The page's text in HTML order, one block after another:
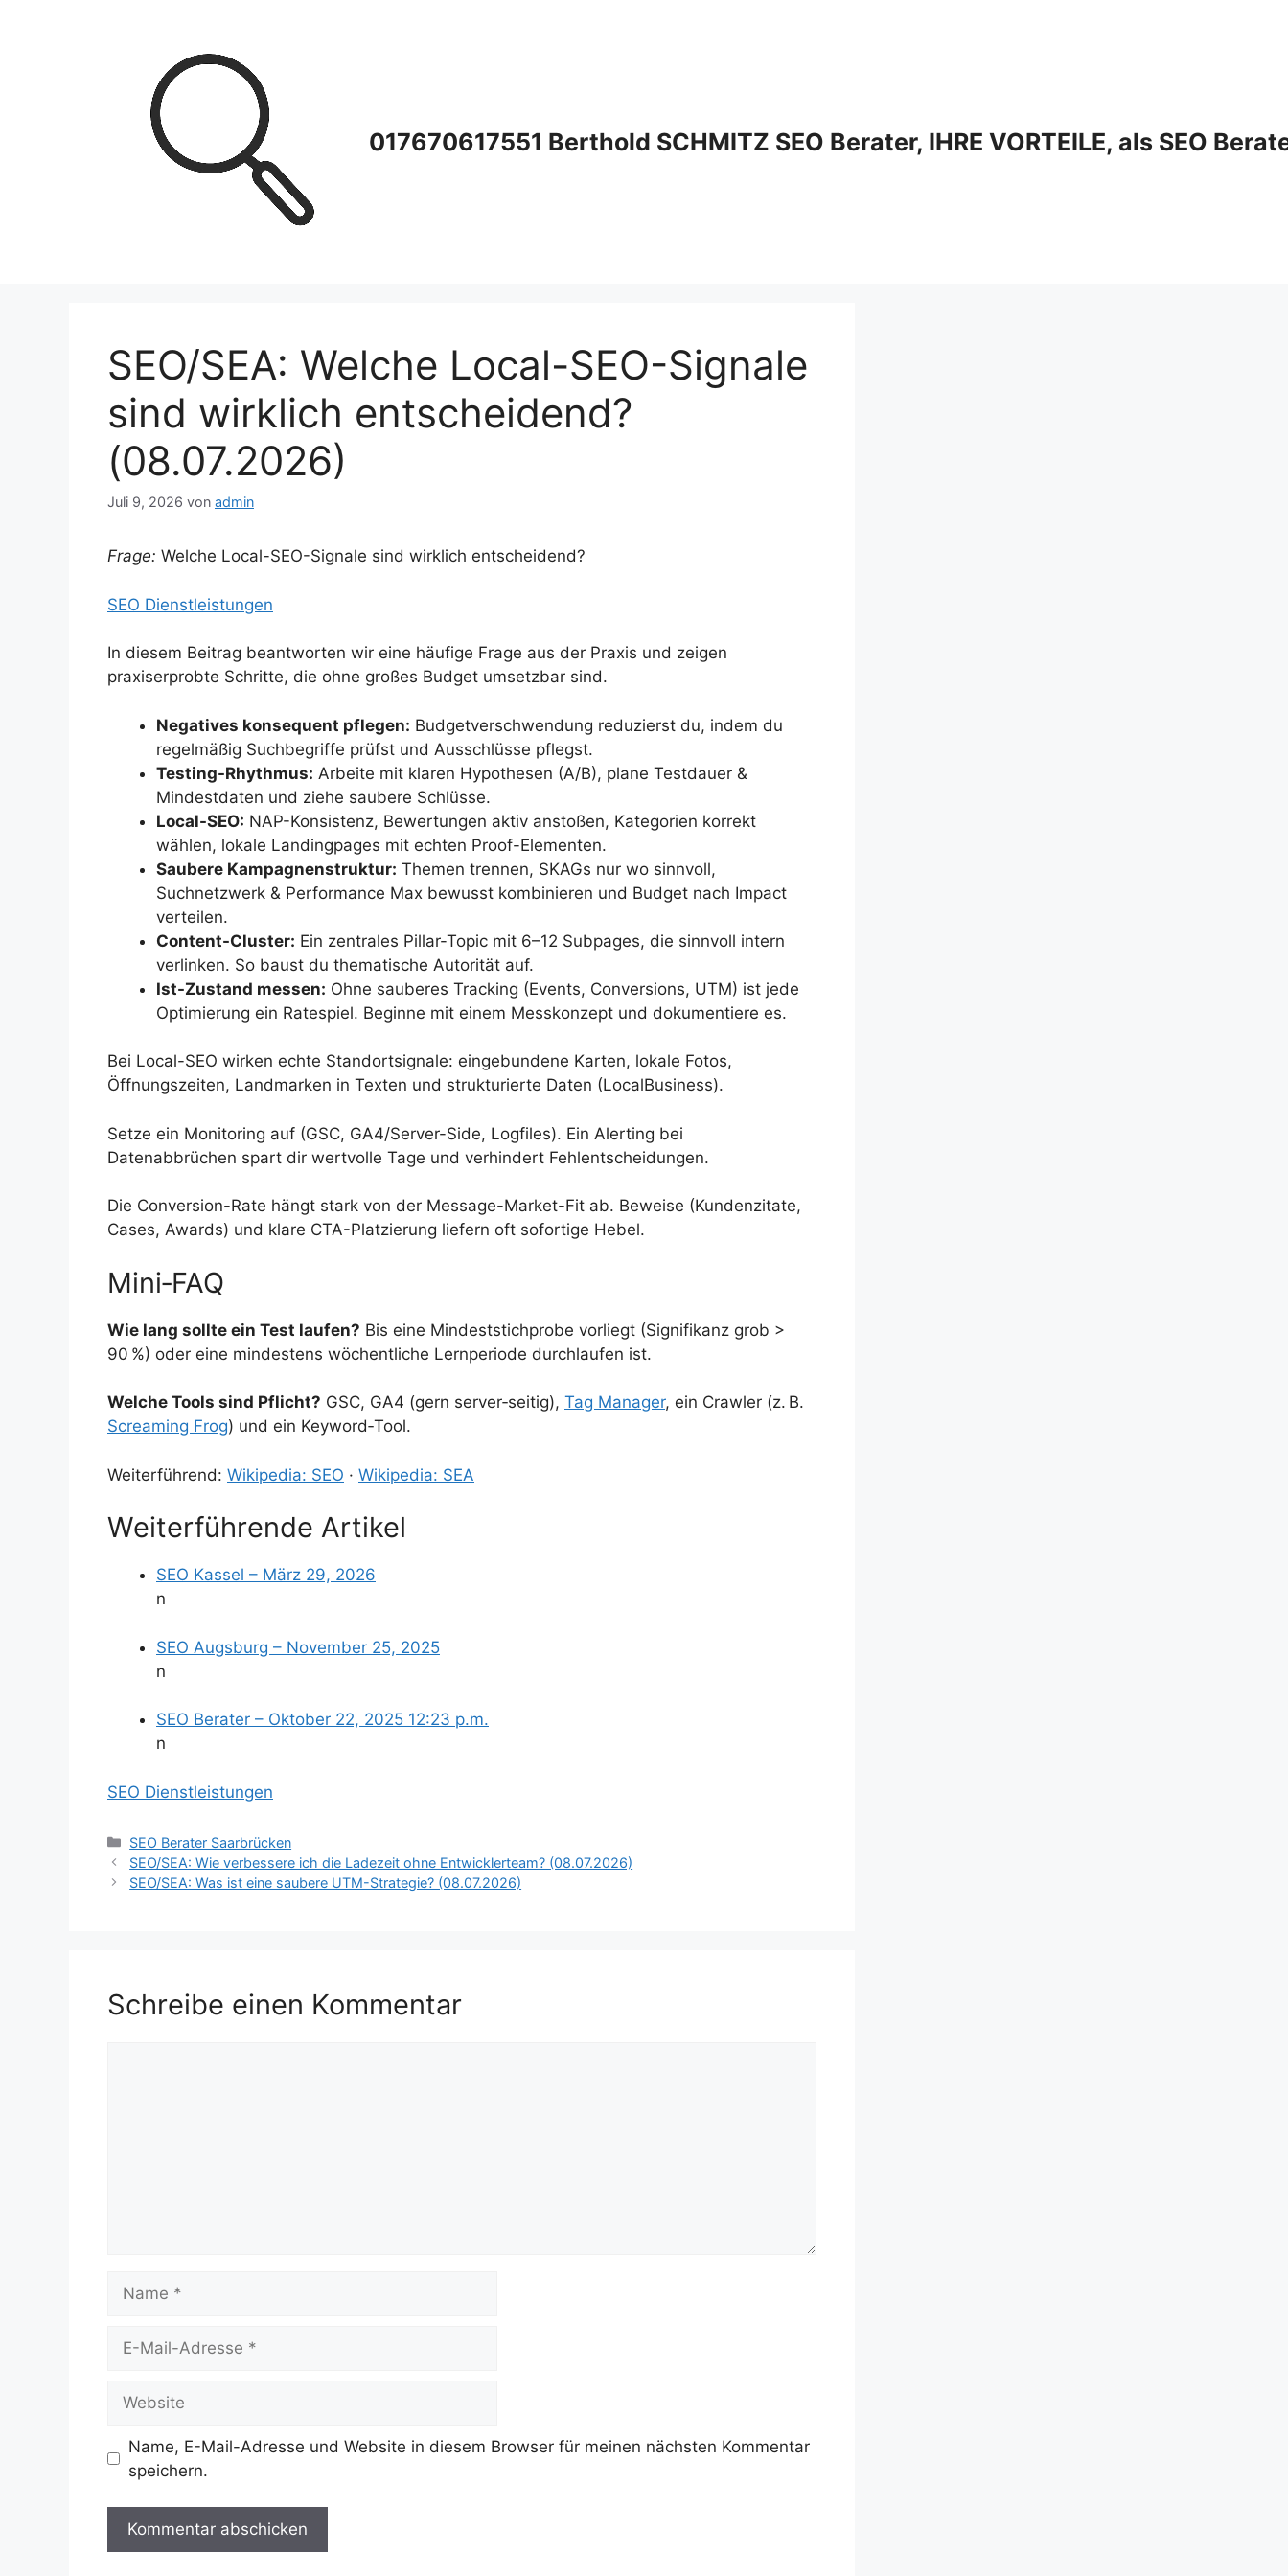
017670617551 Berthold SCHMITZ SEO Berater, IHRE VORTEILE, als SEO
SEO/SEA: Welche Local-SEO-Signale
sind wirklich entscheidend?
(08.07.2026)
Juli 9, 2026 von admin
Frage: Welche Local-SEO-Signale sind wirklich entscheidend?
SEO Dienstleistungen
In diesem Beitrag beantworten wir eine häufige Frage aus der Praxis und zeigen
praxiserprobte Schritte, die ohne großes Budget umsetzbar sind.
Negatives konsequent pflegen: Budgetverschwendung reduzierst du, indem du
regelmäßig Suchbegriffe prüfst und Ausschlüsse pflegst.
Testing-Rhythmus: Arbeite mit klaren Hypothesen (A/B), plane Testdauer &
Mindestdaten und ziehe saubere Schlüsse.
Local-SEO: NAP-Konsistenz, Bewertungen aktiv anstoßen, Kategorien korrekt
wählen, lokale Landingpages mit echten Proof-Elementen.
Saubere Kampagnenstruktur: Themen trennen, SKAGs nur wo sinnvoll,
Suchnetzwerk & Performance Max bewusst kombinieren und Budget nach Impact
verteilen.
Content-Cluster: Ein zentrales Pillar-Topic mit 6–12 Subpages, die sinnvoll intern
verlinken. So baust du thematische Autorität auf.
Ist-Zustand messen: Ohne sauberes Tracking (Events, Conversions, UTM) ist jede
Optimierung ein Ratespiel. Beginne mit einem Messkonzept und dokumentiere es.
Bei Local-SEO wirken echte Standortsignale: eingebundene Karten, lokale Fotos,
Öffnungszeiten, Landmarken in Texten und strukturierte Daten (LocalBusiness).
Setze ein Monitoring auf (GSC, GA4/Server-Side, Logfiles). Ein Alerting bei
Datenabbrüchen spart dir wertvolle Tage und verhindert Fehlentscheidungen.
Die Conversion-Rate hängt stark von der Message-Market-Fit ab. Beweise (Kundenzitate,
Cases, Awards) und klare CTA-Platzierung liefern oft sofortige Hebel.
Mini‑FAQ
Wie lang sollte ein Test laufen? Bis eine Mindeststichprobe vorliegt (Signifikanz grob >
90 %) oder eine mindestens wöchentliche Lernperiode durchlaufen ist.
Welche Tools sind Pflicht? GSC, GA4 (gern server‑seitig), Tag Manager, ein Crawler (z. B.
Screaming Frog) und ein Keyword‑Tool.
Weiterführend: Wikipedia: SEO · Wikipedia: SEA
Weiterführende Artikel
SEO Kassel – März 29, 2026
n
SEO Augsburg – November 25, 2025
n
SEO Berater – Oktober 22, 2025 12:23 p.m.
n
SEO Dienstleistungen
Kategorien
SEO Berater Saarbrücken
SEO/SEA: Wie verbessere ich die Ladezeit ohne Entwicklerteam? (08.07.2026)
SEO/SEA: Was ist eine saubere UTM-Strategie? (08.07.2026)
Schreibe einen Kommentar
Mail-
Name, E-Mail-Adresse und Website in diesem Browser für meinen nächsten Kommentar
speichern.